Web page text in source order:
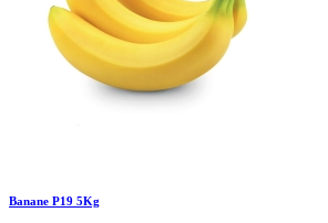
Banane P19 5Kg